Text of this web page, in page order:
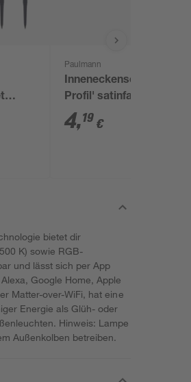
7,5 x
Paulmann
Inneneckenset 'Delta
Profil' satinfarben 2
Stück
4,19 €
bietet dir
K) sowie RGB-
und lässt sich per App
Google Home, Apple
Matter-over-WiFi, hat eine
Energie als Glüh- oder
Hinweis: Lampe
Außenkolben betreiben.